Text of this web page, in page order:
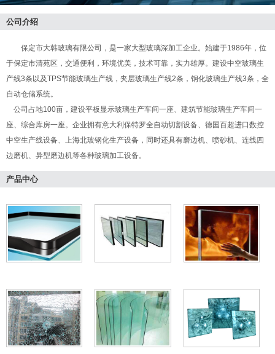
公司介绍
保定市大韩玻璃有限公司，是一家大型玻璃深加工企业。始建于1986年，位
于保定市清苑区，交通便利，环境优美，技术可靠，实力雄厚。建设中空玻璃生
产线3条以及TPS节能玻璃生产线，夹层玻璃生产线2条，钢化玻璃生产线3条，全
自动仓储系统。
公司占地100亩，建设平板显示玻璃生产车间一座、建筑节能玻璃生产车间一
座、综合库房一座。企业拥有意大利保特罗全自动切割设备、德国百超进口数控
中空生产线设备、上海北玻钢化生产设备，同时还具有磨边机、喷砂机、连线四
边磨机、异型磨边机等各种玻璃加工设备。
产品中心